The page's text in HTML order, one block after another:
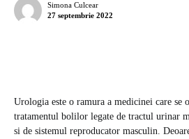
Simona Culcear
27 septembrie 2022
Urologia este o ramura a medicinei care se
tratamentul bolilor legate de tractul urinar
si de sistemul reproducator masculin.